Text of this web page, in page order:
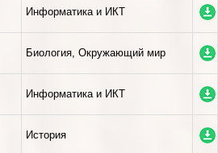
Информатика и ИКТ
Биология, Окружающий мир
Информатика и ИКТ
История